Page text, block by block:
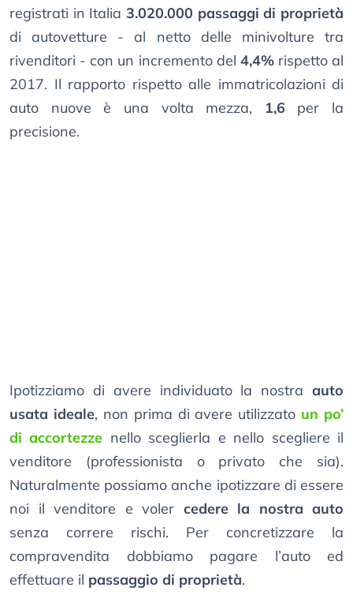
registrati in Italia 3.020.000 passaggi di proprietà
di autovetture - al netto delle minivolture tra
rivenditori - con un incremento del 4,4%rispetto al
2017. Il rapporto rispetto alle immatricolazioni di
auto nuove è una volta mezza, 1,6 per la
precisione.
Ipotizziamo di avere individuato la nostra auto
usata ideale, non prima di avere utilizzato un po’
di accortezze nello sceglierla e nello scegliere il
venditore (professionista o privato che sia).
Naturalmente possiamo anche ipotizzare di essere
noi il venditore e voler cedere la nostra auto
senza correre rischi. Per concretizzare la
compravendita dobbiamo pagare l’auto ed
effettuare il passaggio di proprietà.